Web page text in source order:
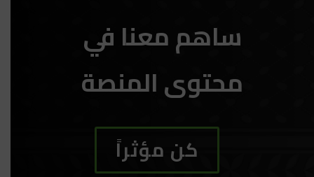
ساهم معنا في
محتوى المنصة
كن مؤثراً